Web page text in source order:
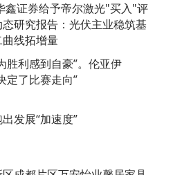
鑫证券给予帝尔激光"买入"评
研究报告：光伏主业稳筑基
线拓增量
胜利感到自豪”。伦亚伊
定了比赛走向”
发展“加速度”